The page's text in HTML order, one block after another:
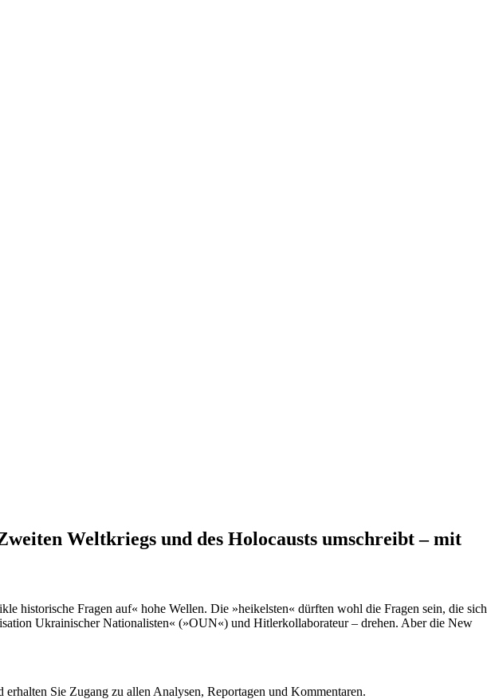
Weltkriegs und des Holocausts umschreibt – mit
historische Fragen auf« hohe Wellen. Die »heikelsten« dürften wohl die Fragen sein, die sich
Ukrainischer Nationalisten« (»OUN«) und Hitlerkollaborateur – drehen. Aber die New
Sie Zugang zu allen Analysen, Reportagen und Kommentaren.